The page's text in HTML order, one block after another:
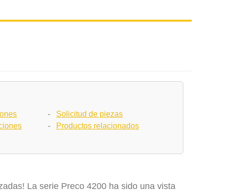
- Solicitud de piezas
-
Productos relacionados
La serie Preco 4200 ha sido una vista